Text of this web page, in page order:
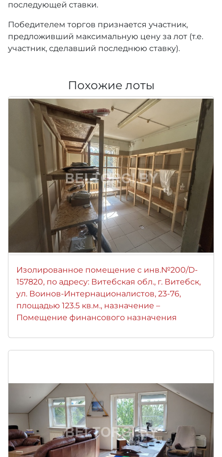
последующей ставки.
Победителем торгов признается участник,
предложивший максимальную цену за лот (т.е.
участник, сделавший последнюю ставку).
Похожие лоты
Изолированное помещение с инв.№200/D-
157820, по адресу: Витебская обл., г. Витебск,
ул. Воинов-Интернационалистов, 23-76,
площадью 123.5 кв.м., назначение –
Помещение финансового назначения